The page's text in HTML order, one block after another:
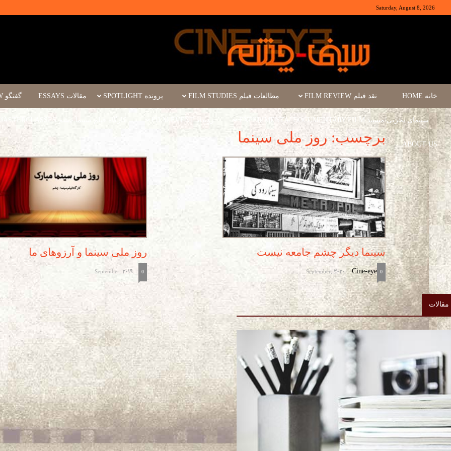
Saturday, August 8, 2026
خانه HOME نقد فیلم FILM REVIEW مطالعات فیلم FILM STUDIES پرونده SPOTLIGHT مقالات ESSAYS گفتگو INTERVIEW
سینمای تجربی/مستند EXPERIMENTA/ DOCUMENTARY FILM رویداد FILM EVENT کارگاه فیلم سینما چشم WORKSHOPS/MASTERCLASSES
ABOUT US برچسب: روز ملی سینما
سینما دیگر چشم جامعه نیست
Cine-eye
-
September, 2020 0
روز ملی سینما و آرزوهای ما
-
September, 2019 0
مقالات